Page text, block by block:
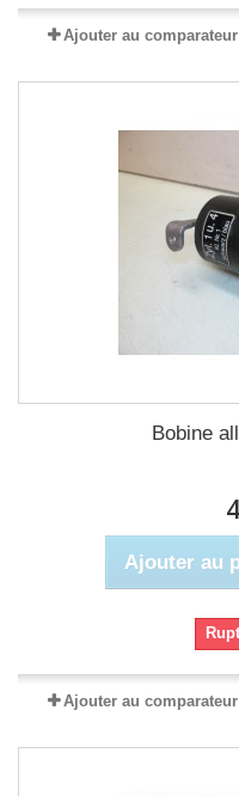
Ajouter au comparateur
Bobine
Ajouter au
Ajouter au comparateur